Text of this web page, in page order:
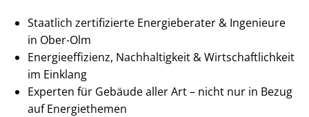
Staatlich zertifizierte Energieberater & Ingenieure
in Ober-Olm
En­er­gie­ef­fi­zi­enz, Nachhaltigkeit & Wirt­schaft­lich­keit
im Einklang
Experten für Gebäude aller Art – nicht nur in Bezug
auf Energiethemen